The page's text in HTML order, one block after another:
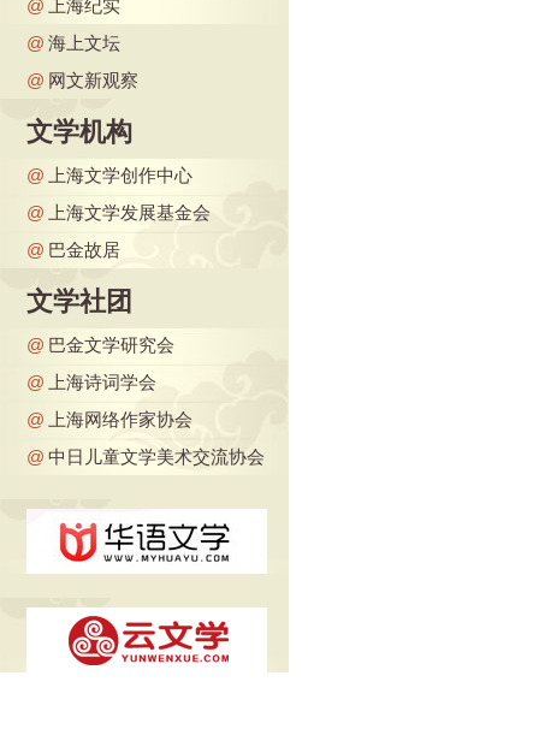
@
上海纪实
@ 海上文坛
@ 网文新观察
文学机构
@
上海文学创作中心
@
上海文学发展基金会
@ 巴金故居
文学社团
@ 巴金文学研究会
@
上海诗词学会
@
上海网络作家协会
@ 中日儿童文学美术交流协会